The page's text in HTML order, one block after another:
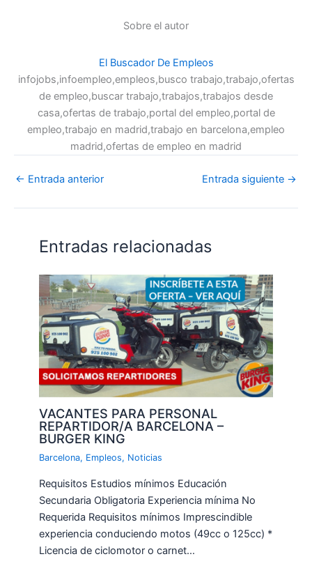
Sobre el autor
El Buscador De Empleos
infojobs,infoempleo,empleos,busco trabajo,trabajo,ofertas
de empleo,buscar trabajo,trabajos,trabajos desde
casa,ofertas de trabajo,portal del empleo,portal de
empleo,trabajo en madrid,trabajo en barcelona,empleo
madrid,ofertas de empleo en madrid
← Entrada anterior Entrada siguiente →
Entradas relacionadas
VACANTES PARA PERSONAL
REPARTIDOR/A BARCELONA –
BURGER KING
Barcelona, Empleos, Noticias
Requisitos Estudios mínimos Educación
Secundaria Obligatoria Experiencia mínima No
Requerida Requisitos mínimos Imprescindible
experiencia conduciendo motos (49cc o 125cc) *
Licencia de ciclomotor o carnet…